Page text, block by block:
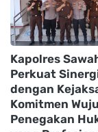
Kapolres
Perkuat
dengan
Komitmen
Penegakan